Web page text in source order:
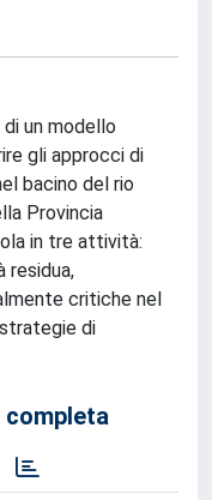
un modello
gli approcci di
bacino del rio
Provincia
in tre attività:
residua,
critiche nel
di
completa